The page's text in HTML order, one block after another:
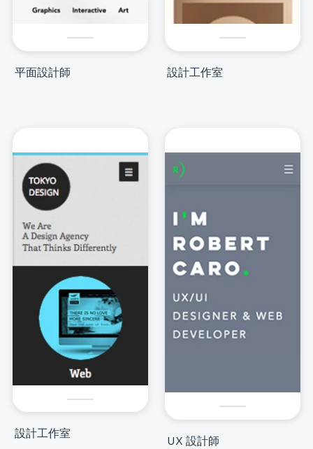
平面設計師 設計工作室
設計工作室
UX 設計師